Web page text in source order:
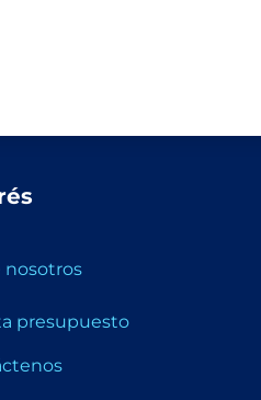
nosotros
presupuesto